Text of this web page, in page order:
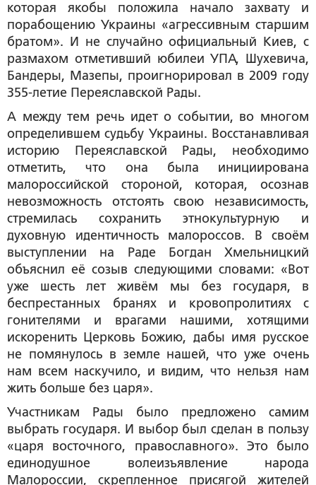
которая якобы положила начало захвату и
порабощению Украины «агрессивным старшим
братом». И не случайно официальный Киев, с
размахом отметивший юбилеи УПА, Шухевича,
Бандеры, Мазепы, проигнорировал в 2009 году
355-летие Переяславской Рады.
А между тем речь идет о событии, во многом
определившем судьбу Украины. Восстанавливая
историю Переяславской Рады, необходимо
отметить, что она была инициирована
малороссийской стороной, которая, осознав
невозможность отстоять свою независимость,
стремилась сохранить этнокультурную и
духовную идентичность малороссов. В своём
выступлении на Раде Богдан Хмельницкий
объяснил её созыв следующими словами: «Вот
уже шесть лет живём мы без государя, в
беспрестанных бранях и кровопролитиях с
гонителями и врагами нашими, хотящими
искоренить Церковь Божию, дабы имя русское
не помянулось в земле нашей, что уже очень
нам всем наскучило, и видим, что нельзя нам
жить больше без царя».
Участникам Рады было предложено самим
выбрать государя. И выбор был сделан в пользу
«царя восточного, православного». Это было
единодушное волеизъявление народа
Малороссии, скрепленное присягой жителей